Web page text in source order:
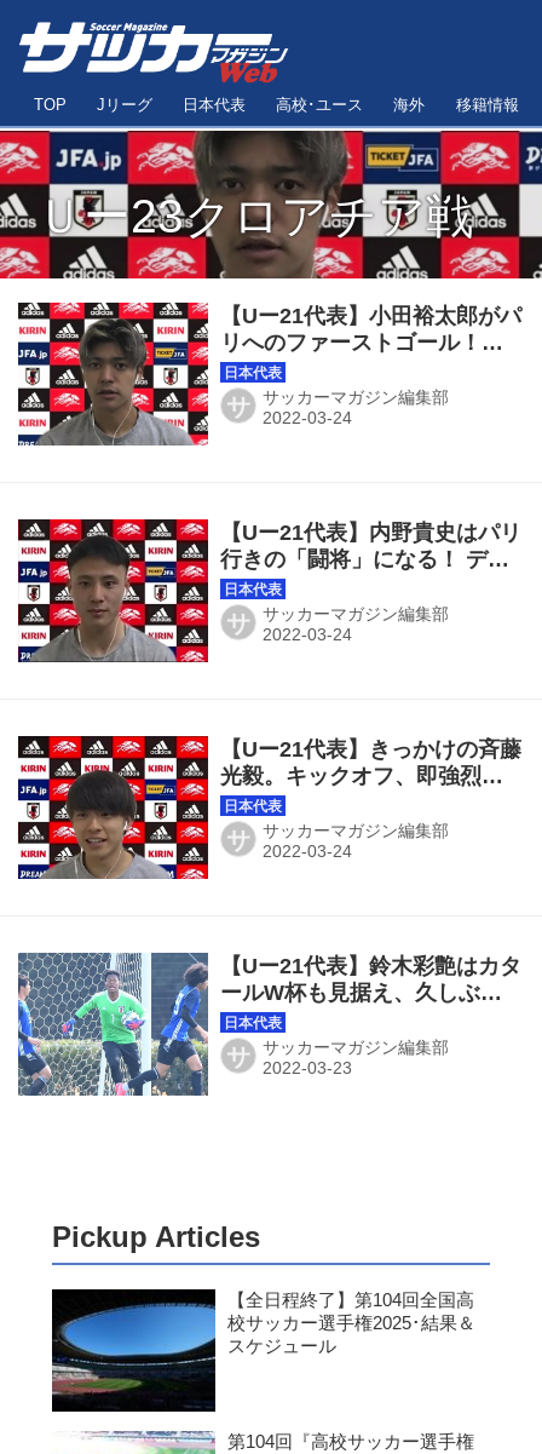
TOP Jリーグ 日本代表 高校･ユース 海外 移籍情報
Ｕー23クロアチア戦
【Uー21代表】小田裕太郎がパ
リへのファーストゴール！
「一歩ずつ、ニ歩ずつ、三歩
ずつ進んでいく」
サ サッカーマガジン編集部
【Uー21代表】内野貴史はパリ
行きの「闘将」になる！ デビ
ュー戦で「戦う姿勢を出せば
得点が生まれ、勝てることを
証明できた」
サ サッカーマガジン編集部
【Uー21代表】きっかけの斉藤
光毅。キックオフ、即強烈シ
ュートで「楽しみながら結果
を求めればついてくると信じ
ている」
サ サッカーマガジン編集部
【Uー21代表】鈴木彩艶はカタ
ールW杯も見据え、久しぶり
の国際大会へ「結果にこだわ
ってやっていきたい」
サ サッカーマガジン編集部
Pickup Articles
【全日程終了】第104回全国高
校サッカー選手権2025･結果＆
スケジュール
第104回『高校サッカー選手権